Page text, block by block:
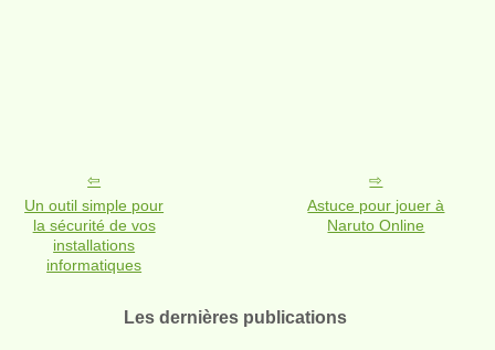
Un outil simple pour
la sécurité de vos
installations
informatiques
Astuce pour jouer à
Naruto Online
Les dernières publications